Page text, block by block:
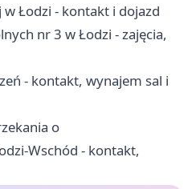
w Łodzi - kontakt i dojazd
nr 3 w Łodzi - zajęcia,
- kontakt, wynajem sal i
o
Wschód - kontakt,